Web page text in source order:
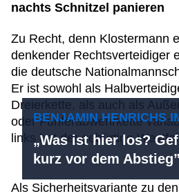
nachts Schnitzel panieren
Zu Recht, denn Klostermann
denkender Rechtsverteidiger
die deutsche
Er ist sowohl als
Dreierkette, als auch als
oder Fünferabwehrkette
links hat der gebürtige
BENJAMIN HENRICHS
„Was ist hier los?
kurz vor dem Abstieg”
Als Sicherheitsvariante zu